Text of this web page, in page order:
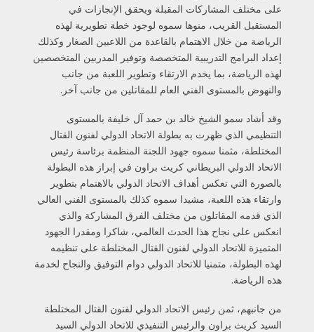
على مختلف المشاركات المقبلة ويحقق الإنجازات في
المستقبل القريب، منوها سموه لوجود خطة تطويرية لهذه
الرياضة من خلال الاهتمام بالقاعدة من اللاعبين الصغار وكذلك
إعداد البرامج التدريبية المتخصصة وتوفير المدربين المتخصصين
لهذه الرياضة، بما يخدم الارتقاء وتطوير اللعبة من جانب
والنهوض بالمستوى الفني العام للمقاتلين من جانب آخر.
وقد أشاد سمو الشيخ خالد بن حمد آل خليفة بالمستوى
التنظيمي الذي ظهرت به بطولة الاتحاد الدولي لفنون القتال
المختلطة، مثمنا سموه جهود اللجنة المنظمة برئاسة رئيس
الاتحاد الدولي البريطاني كريث براون في إبراز هذه البطولة
بالصورة التي تعكس أهداف الاتحاد الدولي بالاهتمام بتطوير
وارتقاء هذه اللعبة، مشيدا سموه كذلك بالمستوى الفني العالي
الذي قدمه المقاتلون من مختلف الفرق المشاركة والذي
انعكس على نجاح هذا الحدث العالمي، شاكرا ومقدرا الجهود
المتميزة للاتحاد الدولي لفنون القتال المختلطة على تنظيمه
لهذه البطولة، متمنيا للاتحاد الدولي دوام التوفيق والنجاح لخدمة
هذه الرياضة.
من جانبهم، ثمن رئيس الاتحاد الدولي لفنون القتال المختلطة
السيد كريث براون والرئيس التنفيذي للاتحاد الدولي السيد